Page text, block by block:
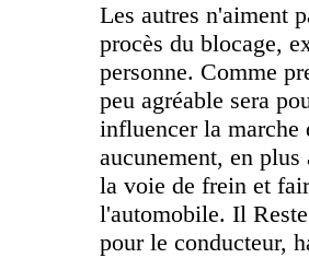
Les autres n'aiment
procès du blocage,
personne. Comme
peu agréable sera
influencer la marche
aucunement, en
la voie de frein et
l'automobile. Il
pour le conducteur,